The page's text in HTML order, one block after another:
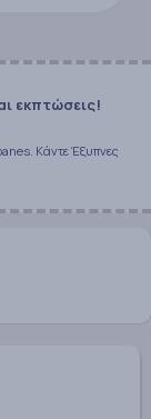
εκπτώσεις!
Κάντε Έξυπνες